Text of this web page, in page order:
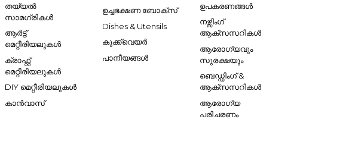
തയ്യൽ
സാമഗ്രികൾ
ആർട്ട്
മെറ്റീരിയലുകൾ
ക്രാഫ്റ്റ്
മെറ്റീരിയലുകൾ
DIY മെറ്റീരിയലുകൾ
കാൻവാസ്
ഉച്ചഭക്ഷണ ബോക്സ്
Dishes & Utensils
കുക്ക്വെയർ
പാനീയങ്ങൾ
ഉപകരണങ്ങൾ
നഴ്സിംഗ്
ആക്സസറികൾ
ആരോഗ്യവും
സുരക്ഷയും
ബെഡ്ഡിംഗ് &
ആക്സസറികൾ
ആരോഗ്യ
പരിചരണം